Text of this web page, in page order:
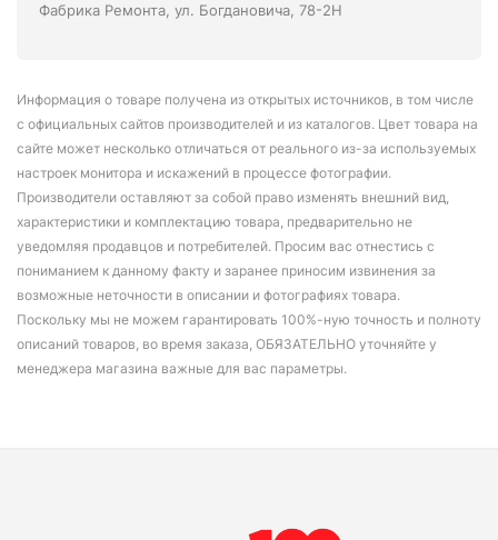
Фабрика Ремонта, ул. Богдановича, 78-2Н
Информация о товаре получена из открытых источников, в том числе
с официальных сайтов производителей и из каталогов. Цвет товара на
сайте может несколько отличаться от реального из-за используемых
настроек монитора и искажений в процессе фотографии.
Производители оставляют за собой право изменять внешний вид,
характеристики и комплектацию товара, предварительно не
уведомляя продавцов и потребителей. Просим вас отнестись с
пониманием к данному факту и заранее приносим извинения за
возможные неточности в описании и фотографиях товара.
Поскольку мы не можем гарантировать 100%-ную точность и полноту
описаний товаров, во время заказа, ОБЯЗАТЕЛЬНО уточняйте у
менеджера магазина важные для вас параметры.